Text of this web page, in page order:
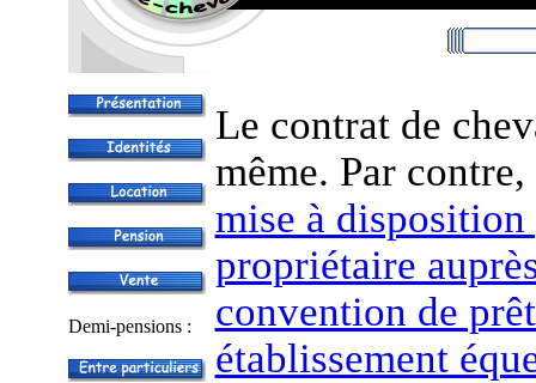
Demi-pensions :
Le contrat de
même. Par
mise à
propriétaire
convention de
établissement